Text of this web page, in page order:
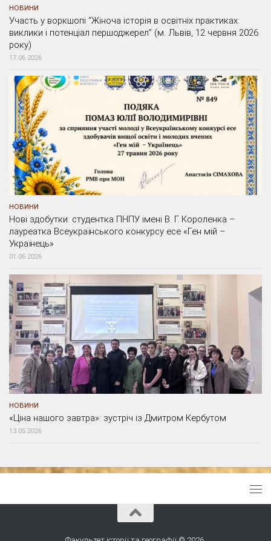
НОВИНИ
Участь у воркшопі “Жіноча історія в освітніх практиках:
виклики і потенціал першоджерел” (м. Львів, 12 червня 2026
року)
17.06.2026
НОВИНИ
Нові здобутки: студентка ПНПУ імені В. Г. Короленка –
лауреатка Всеукраїнського конкурсу есе «Ген мій –
Українець»
01.06.2026
НОВИНИ
«Ціна нашого завтра»: зустріч із Дмитром Кербутом
13.05.2026